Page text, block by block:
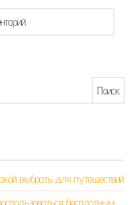
выбрать для путешествий